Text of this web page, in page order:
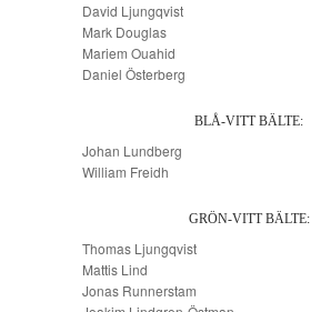
David Ljungqvist
Mark Douglas
Mariem Ouahid
Daniel Österberg
BLÅ-VITT BÄLTE:
Johan Lundberg
William Freidh
GRÖN-VITT BÄLTE:
Thomas Ljungqvist
Mattis Lind
Jonas Runnerstam